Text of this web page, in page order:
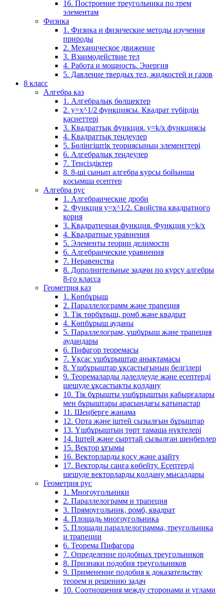
16. Построение треугольника по трем
элементам
Физика
1. Физика и физические методы изучения
природы
2. Механическое движение
3. Взаимодействие тел
4. Работа и мощность. Энергия
5. Давление твердых тел, жидкостей и газов
8 класс
Алгебра каз
1. Алгебралық бөлшектер
2. у=х^1/2 функциясы. Квадрат түбірдің
қасиеттері
3. Квадраттық функция. у=k/x функциясы
4. Квадраттық теңдеулер
5. Бөлінгіштік теориясының элементтері
6. Алгебралық теңдеулер
7. Теңсіздіктер
8. 8-ші сынып алгебра курсы бойынша
қосымша есептер
Алгебра рус
1. Алгебраические дроби
2. Функция y=x^1/2. Свойства квадратного
корня
3. Квадратичная функция. Функция у=k/x
4. Квадратные уравнения
5. Элементы теории делимости
6. Алгебраические уравнения
7. Неравенства
8. Дополнительные задачи по курсу алгебры
8-го класса
Геометрия каз
1. Көпбұрыш
2. Параллелограмм және трапеция
3. Тік төрбұрыш, ромб және квадрат
4. Көпбұрыш ауданы
5. Параллелограм, үшбұрыш және трапеция
аудандары
6. Пифагор теоремасы
7. Ұқсас үшбұрыштар анықтамасы
8. Үшбұрыштар ұқсастығының белгілері
9. Теоремаларды дәлелдеуде және есептерді
шешуде ұқсастықты қолдану
10. Тік бұрышты үшбұрыштың қабырғалары
мен бұрыштары арасындағы қатынастар
11. Шеңберге жанама
12. Орта және іштей сызылғын бұрыштар
13. Үшбұрыштың төрт тамаша нүктелері
14. Іштей және сырттай сызылған шеңберлер
15. Вектор ұғымы
16. Векторларды қосу және азайту
17. Векторды санға көбейту. Есептерді
шешуде векторларды қолдану мысалдары
Геометрия рус
1. Многоугольники
2. Параллелограмм и трапеция
3. Прямоугольник, ромб, квадрат
4. Площадь многоугольника
5. Площади параллелограмма, треугольника
и трапеции
6. Теорема Пифагора
7. Определение подобных треугольников
8. Признаки подобия треугольников
9. Применение подобия к доказательству
теорем и решению задач
10. Соотношения между сторонами и углами